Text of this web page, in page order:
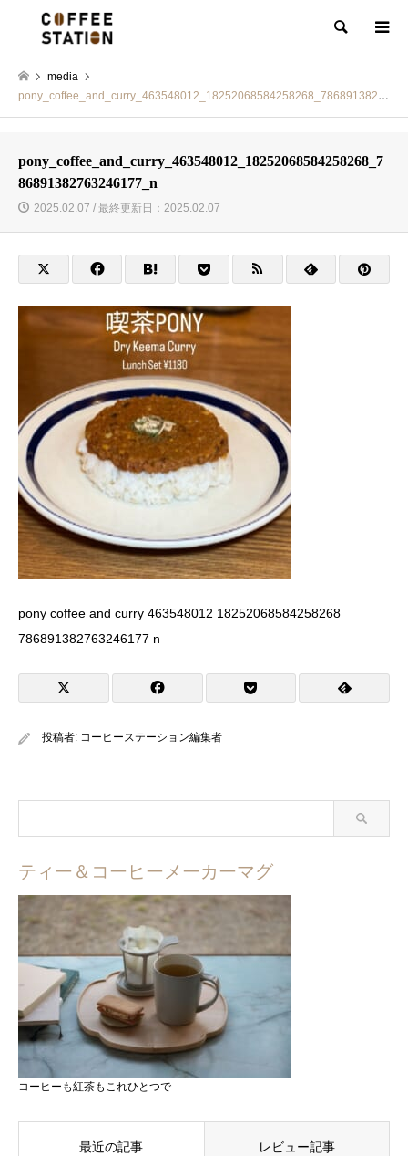
検索
media
pony_coffee_and_curry_463548012_18252068584258268_786891382763246177_n
pony_coffee_and_curry_463548012_18252068584258268_7
86891382763246177_n
2025.02.07 / 最終更新日：2025.02.07
pony coffee and curry 463548012 18252068584258268
786891382763246177 n
投稿者: コーヒーステーション編集者
ティー＆コーヒーメーカーマグ
コーヒーも紅茶もこれひとつで
最近の記事 レビュー記事